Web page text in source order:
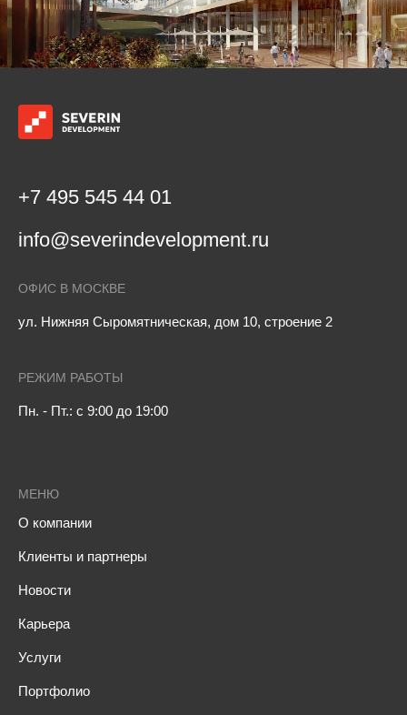
+7 495 545 44 01
info@severindevelopment.ru
МЕНЮ
О компании
Клиенты и партнеры
Новости
Карьера
Услуги
Портфолио
ОФИС В МОСКВЕ
ул. Нижняя Сыромятническая, дом 10, строение 2
РЕЖИМ РАБОТЫ
Пн. - Пт.: с 9:00 до 19:00